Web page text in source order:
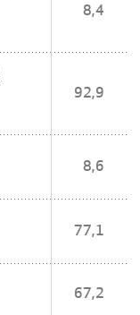
8,4
92,9
8,6
77,1
67,2